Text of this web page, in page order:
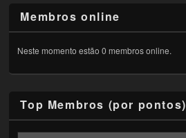
Membros online
Neste momento estão 0 membros online.
Top Membros (por pontos)